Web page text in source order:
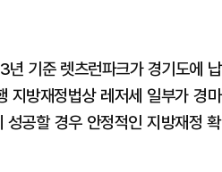
기준 렛츠런파크가 경기도에 납
방재정법상 레저세 일부가 경마
공할 경우 안정적인 지방재정 확